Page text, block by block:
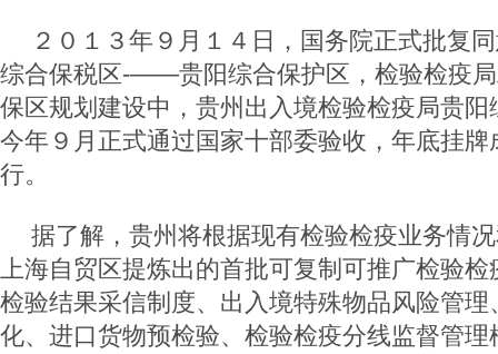
２０１３年９月１４日，国务院正式批复
综合保税区-——贵阳综合保护区，检验检疫
保区规划建设中，贵州出入境检验检疫局贵
今年９月正式通过国家十部委验收，年底挂
行。
据了解，贵州将根据现有检验检疫业务情
上海自贸区提炼出的首批可复制可推广检验
检验结果采信制度、出入境特殊物品风险管
化、进口货物预检验、检验检疫分线监督管